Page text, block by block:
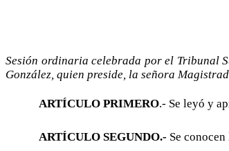
Sesión ordinaria celebrada por el Tribunal
González, quien preside, la señora
ARTÍCULO PRIMERO.- Se leyó y
ARTÍCULO SEGUNDO.- Se